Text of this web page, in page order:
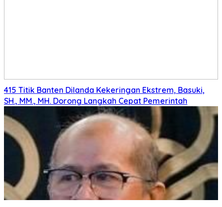
415 Titik Banten Dilanda Kekeringan Ekstrem, Basuki,
SH., MM., MH. Dorong Langkah Cepat Pemerintah